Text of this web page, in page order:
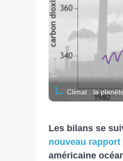
Climat : la
Les bilans se
nouveau rapport
américaine